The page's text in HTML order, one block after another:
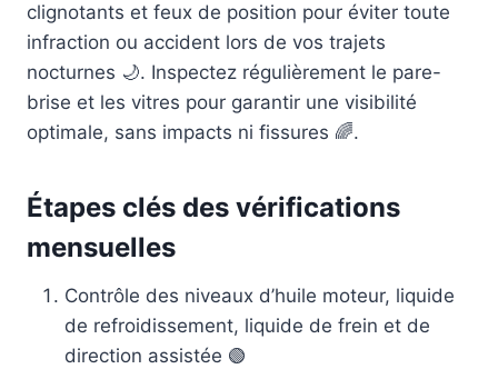
clignotants et feux de position pour éviter toute
infraction ou accident lors de vos trajets
nocturnes 🌙. Inspectez régulièrement le pare-
brise et les vitres pour garantir une visibilité
optimale, sans impacts ni fissures 🌈.
Étapes clés des vérifications
mensuelles
Contrôle des niveaux d’huile moteur, liquide
de refroidissement, liquide de frein et de
direction assistée 🟢